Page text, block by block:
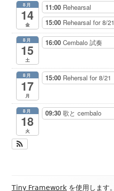
8月
14
金
11:00 Rehearsal
15:00 Rehearsal for 8/21
8月
15
土
16:00 Cembalo 試奏
8月
17
月
15:00 Rehersal for 8/21
8月
18
火
09:30 歌と cembalo
フ
Tiny Framework を使用します。